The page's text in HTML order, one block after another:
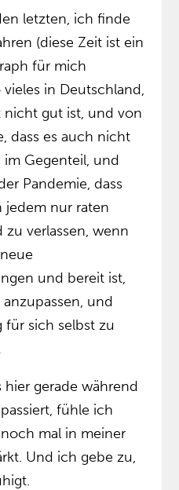
letzten, ich finde
(diese Zeit ist ein
für mich
in Deutschland,
nicht gut ist, und von
dass es auch nicht
Gegenteil, und
Pandemie, dass
jedem nur raten
zu verlassen, wenn
und bereit ist,
und
für sich selbst zu
hier gerade während
fühle ich
mal in meiner
Und ich gebe zu,